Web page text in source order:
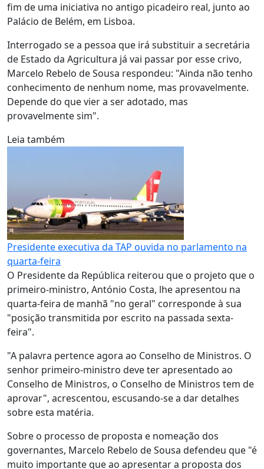
fim de uma iniciativa no antigo picadeiro real, junto ao
Palácio de Belém, em Lisboa.
Interrogado se a pessoa que irá substituir a secretária
de Estado da Agricultura já vai passar por esse crivo,
Marcelo Rebelo de Sousa respondeu: "Ainda não tenho
conhecimento de nenhum nome, mas provavelmente.
Depende do que vier a ser adotado, mas
provavelmente sim".
Leia também
Presidente executiva da TAP ouvida no parlamento na
quarta-feira
O Presidente da República reiterou que o projeto que o
primeiro-ministro, António Costa, lhe apresentou na
quarta-feira de manhã "no geral" corresponde à sua
"posição transmitida por escrito na passada sexta-
feira".
"A palavra pertence agora ao Conselho de Ministros. O
senhor primeiro-ministro deve ter apresentado ao
Conselho de Ministros, o Conselho de Ministros tem de
aprovar", acrescentou, escusando-se a dar detalhes
sobre esta matéria.
Sobre o processo de proposta e nomeação dos
governantes, Marcelo Rebelo de Sousa defendeu que "é
muito importante que ao apresentar a proposta dos